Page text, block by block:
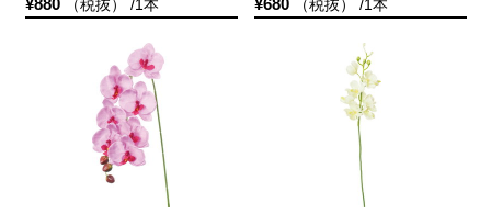
¥880（税抜） /1本
¥680（税抜） /1本